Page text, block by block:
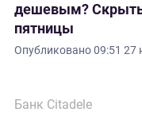
дешевым?
пятницы
Опубликовано09:51 27
Банк Citadele